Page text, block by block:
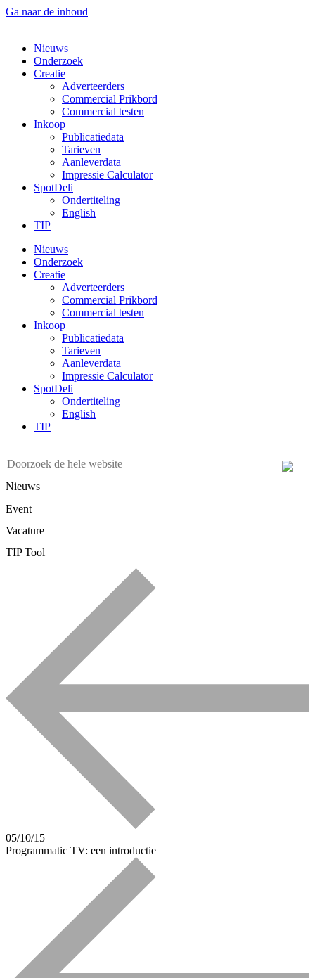
Ga naar de inhoud
Nieuws
Onderzoek
Creatie
Adverteerders
Commercial Prikbord
Commercial testen
Inkoop
Publicatiedata
Tarieven
Aanleverdata
Impressie Calculator
SpotDeli
Ondertiteling
English
TIP
Nieuws
Onderzoek
Creatie
Adverteerders
Commercial Prikbord
Commercial testen
Inkoop
Publicatiedata
Tarieven
Aanleverdata
Impressie Calculator
SpotDeli
Ondertiteling
English
TIP
Nieuws
Event
Vacature
TIP Tool
05/10/15
Programmatic TV: een introductie